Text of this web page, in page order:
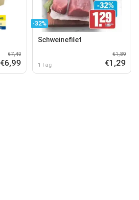
€7,49
€6,99
-32%
Schweinefilet
1 Tag
€1,89
€1,29